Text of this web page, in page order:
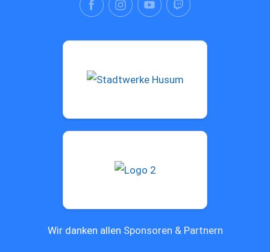
Wir danken allen Sponsoren & Partnern